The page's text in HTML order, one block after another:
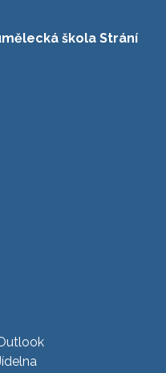
škola Strání